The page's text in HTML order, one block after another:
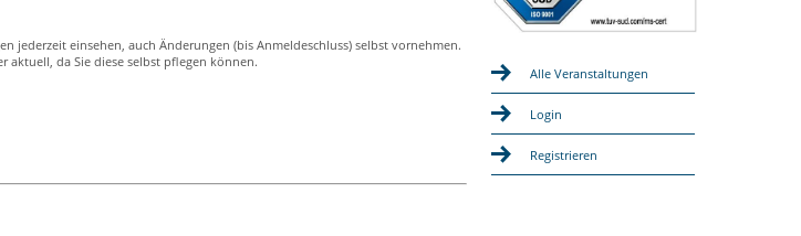
jederzeit einsehen, auch Änderungen (bis Anmeldeschluss) selbst vornehmen.
da Sie diese selbst pflegen können.
Alle Veranstaltungen
Login
Registrieren